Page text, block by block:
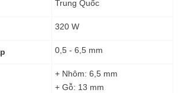
Trung Quốc
320 W
0,5 - 6,5 mm
+ Nhôm: 6,5 mm
+ Gỗ: 13 mm